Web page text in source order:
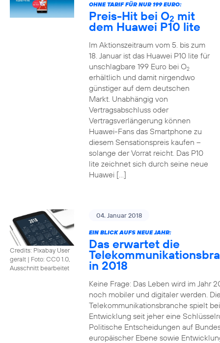
OHNE TARIF FÜR NUR 199 EURO:
Preis-Hit bei O2 mit
dem Huawei P10 lite
Im Aktionszeitraum vom 5. bis zum
18. Januar ist das Huawei P10 lite für
unschlagbare 199 Euro bei O2
erhältlich und damit nirgendwo
günstiger auf dem deutschen
Markt. Unabhängig von
Vertragsabschluss oder
Vertragsverlängerung können
Huawei-Fans das Smartphone zu
diesem Sensationspreis kaufen –
solange der Vorrat reicht. Das P10
lite zeichnet sich durch seine neue
Huawei […]
Credits: Pixabay User
geralt | Foto: CC0 1.0,
Ausschnitt bearbeitet
04. Januar 2018
EIN BLICK AUFS NEUE JAHR:
Das erwartet die
in 2018
Keine Frage: Das Leben wird im Jahr
noch mobiler und digitaler werden.
Telekommunikationsbranche spielt
Entwicklung seit jeher eine
Politische Entscheidungen auf
europäischer Ebene sowie